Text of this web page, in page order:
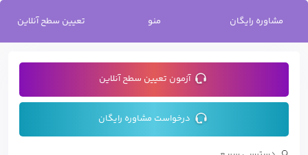
مشاوره رایگان منو تعیین سطح آنلاین /
Integrated Tasks آزمون زبان | کلید موفقیت در بخش‌های ترکیبی TOEFL
آزمون تعیین سطح آنلاین
درخواست مشاوره رایگان